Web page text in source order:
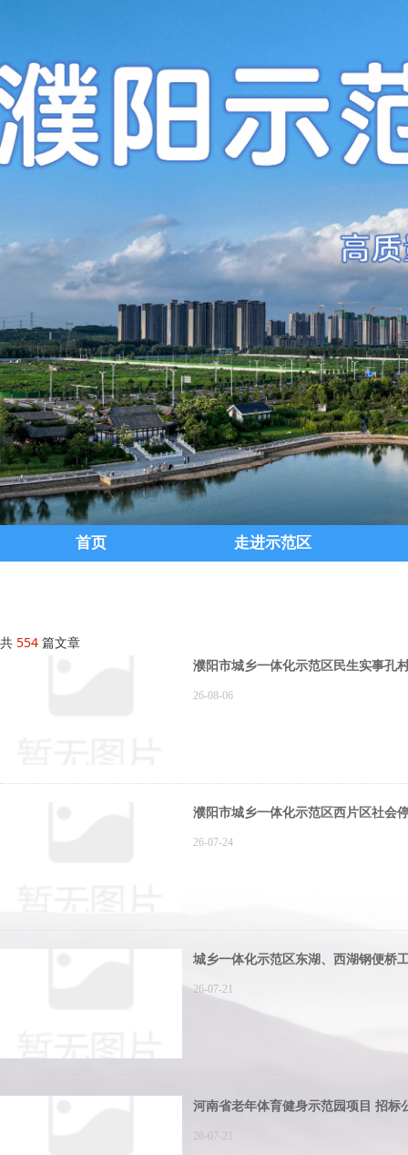
首页 走进示范区
共 554 篇文章
濮阳市城乡一体化示范区民生实事孔
26-08-06
濮阳市城乡一体化示范区西片区社会
26-07-24
城乡一体化示范区东湖、西湖钢便桥
26-07-21
河南省老年体育健身示范园项目 招标
26-07-21